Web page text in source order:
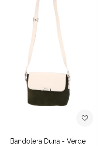
Bandolera Duna - Verde